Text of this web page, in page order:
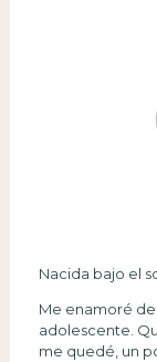
Nacida bajo el
Me enamoré
adolescente.
me quedé, un